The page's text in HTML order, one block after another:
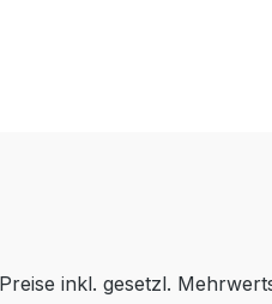
inkl. gesetzl.